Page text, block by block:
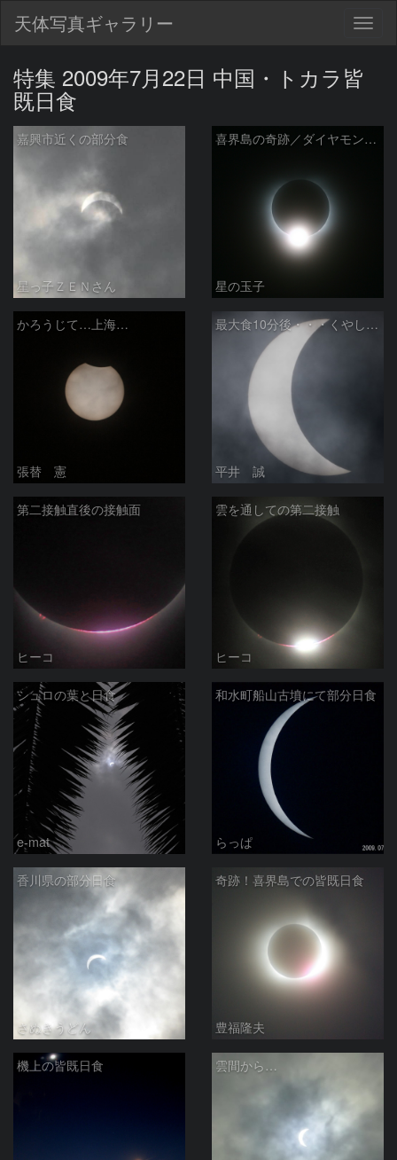
天体写真ギャラリー
特集 2009年7月22日 中国・トカラ皆
既日食
嘉興市近くの部分食
星っ子ＺＥＮさん
喜界島の奇跡／ダイヤモンドリング
星の玉子
かろうじて…上海…
張替 憲
最大食10分後・・・くやしい（愛知県豊明市）
平井 誠
第二接触直後の接触面
ヒーコ
雲を通しての第二接触
ヒーコ
シュロの葉と日食
e-mat
和水町船山古墳にて部分日食
らっぱ
香川県の部分日食
さぬきうどん
奇跡！喜界島での皆既日食
豊福隆夫
機上の皆既日食 雲間から…